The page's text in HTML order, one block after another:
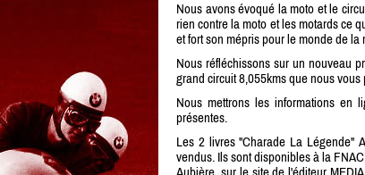
Nous avons évoqué la moto et le
rien contre la moto et les motards ce
et fort son mépris pour le monde de la
Nous réfléchissons sur un nouveau
grand circuit 8,055kms que nous
Nous mettrons les informations
présentes.
Les 2 livres "Charade La Légende"
vendus. Ils sont disponibles à la
Aubière, sur le site de l'éditeur